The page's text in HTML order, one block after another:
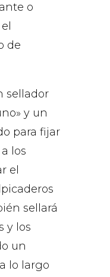
o
de
sellador
y un
para fijar
los
el
sellará
y los
un
lo largo